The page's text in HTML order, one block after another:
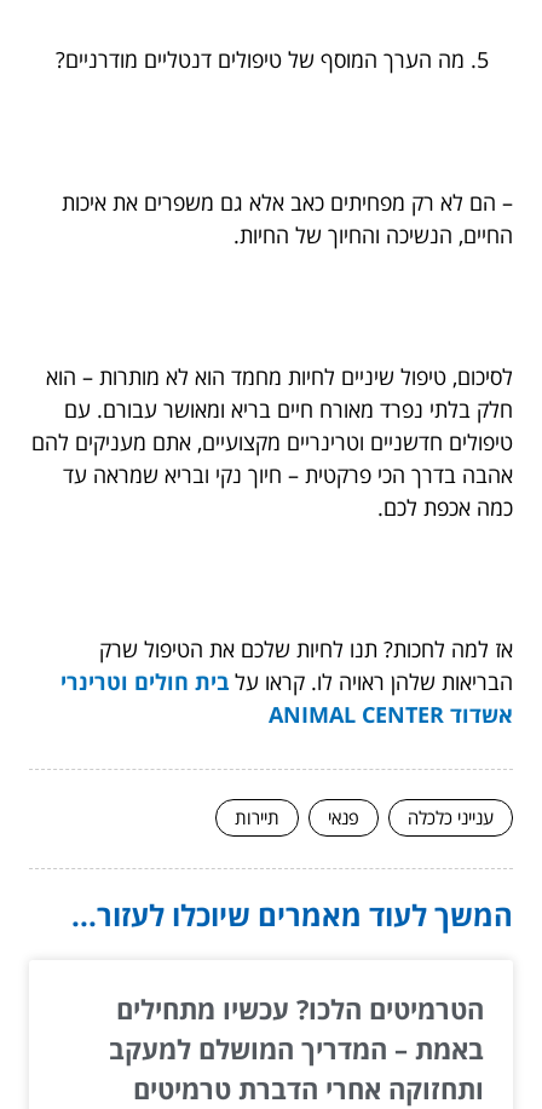
מה הערך המוסף של טיפולים דנטליים מודרניים?
– הם לא רק מפחיתים כאב אלא גם משפרים את איכות
החיים, הנשיכה והחיוך של החיות.
לסיכום, טיפול שיניים לחיות מחמד הוא לא מותרות – הוא
חלק בלתי נפרד מאורח חיים בריא ומאושר עבורם. עם
טיפולים חדשניים וטרינריים מקצועיים, אתם מעניקים להם
אהבה בדרך הכי פרקטית – חיוך נקי ובריא שמראה עד
כמה אכפת לכם.
אז למה לחכות? תנו לחיות שלכם את הטיפול שרק
הבריאות שלהן ראויה לו. קראו על בית חולים וטרינרי
אשדוד ANIMAL CENTER
ענייני כלכלה פנאי תיירות
המשך לעוד מאמרים שיוכלו לעזור...
הטרמיטים הלכו? עכשיו מתחילים
באמת – המדריך המושלם למעקב
ותחזוקה אחרי הדברת טרמיטים